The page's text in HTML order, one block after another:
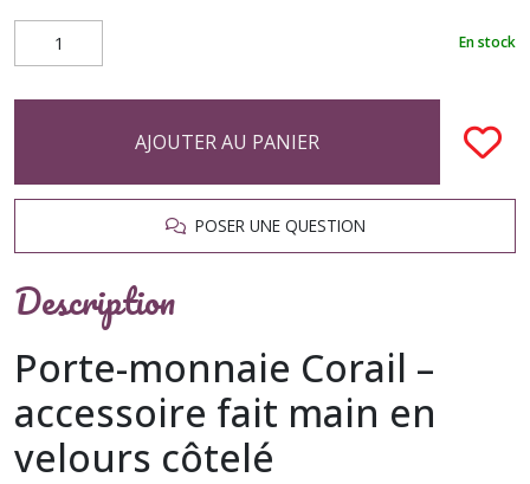
En stock
AJOUTER AU PANIER
POSER UNE QUESTION
Description
Porte-monnaie Corail –
accessoire fait main en
velours côtelé